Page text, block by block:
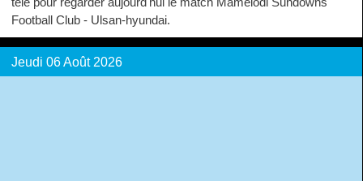
Football Club - Ulsan-hyundai.
Jeudi 06 Août 2026